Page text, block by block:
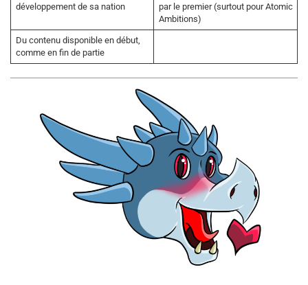
développement de sa nation
par le premier (surtout pour Atomic
Ambitions)
Du contenu disponible en début,
comme en fin de partie